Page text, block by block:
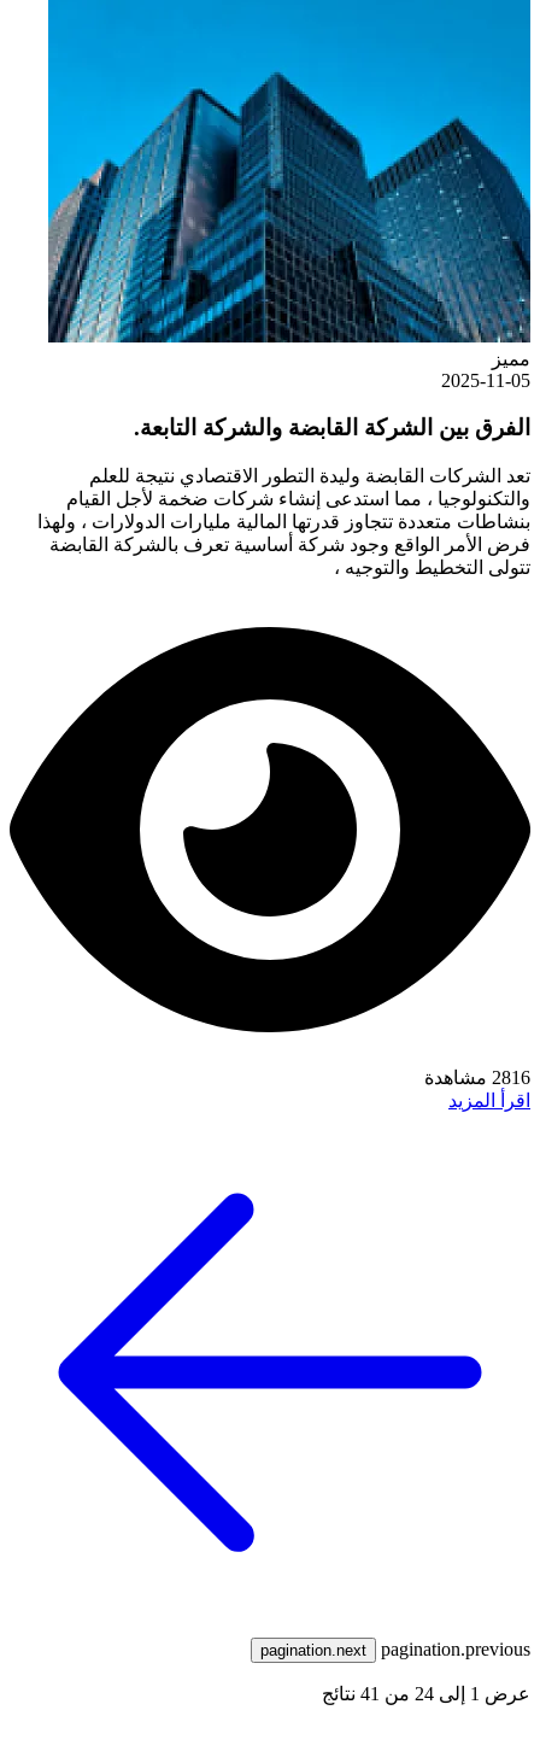
مميز
2025-11-05
الفرق بين الشركة القابضة والشركة التابعة.
تعد الشركات القابضة وليدة التطور الاقتصادي نتيجة للعلم
والتكنولوجيا ، مما استدعى إنشاء شركات ضخمة لأجل القيام
بنشاطات متعددة تتجاوز قدرتها المالية مليارات الدولارات ، ولهذا
فرض الأمر الواقع وجود شركة أساسية تعرف بالشركة القابضة
تتولى التخطيط والتوجيه ،
2816 مشاهدة
اقرأ المزيد
pagination.previous
pagination.next
عرض 1 إلى 24 من 41 نتائج